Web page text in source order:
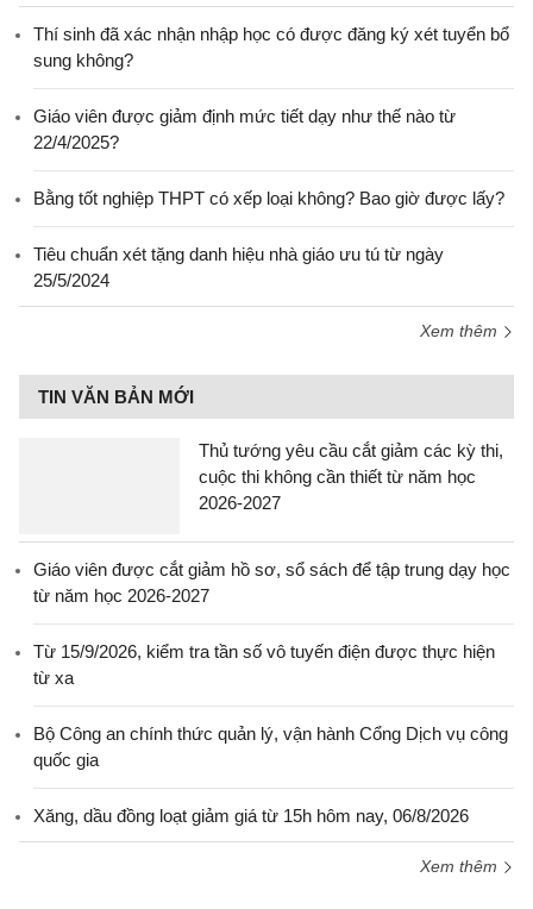
Thí sinh đã xác nhận nhập học có được đăng ký xét tuyển bổ
sung không?
Giáo viên được giảm định mức tiết dạy như thế nào từ
22/4/2025?
Bằng tốt nghiệp THPT có xếp loại không? Bao giờ được lấy?
Tiêu chuẩn xét tặng danh hiệu nhà giáo ưu tú từ ngày
25/5/2024
Xem thêm
TIN VĂN BẢN MỚI
Thủ tướng yêu cầu cắt giảm các kỳ thi,
cuộc thi không cần thiết từ năm học
2026-2027
Giáo viên được cắt giảm hồ sơ, sổ sách để tập trung dạy học
từ năm học 2026-2027
Từ 15/9/2026, kiểm tra tần số vô tuyến điện được thực hiện
từ xa
Bộ Công an chính thức quản lý, vận hành Cổng Dịch vụ công
quốc gia
Xăng, dầu đồng loạt giảm giá từ 15h hôm nay, 06/8/2026
Xem thêm